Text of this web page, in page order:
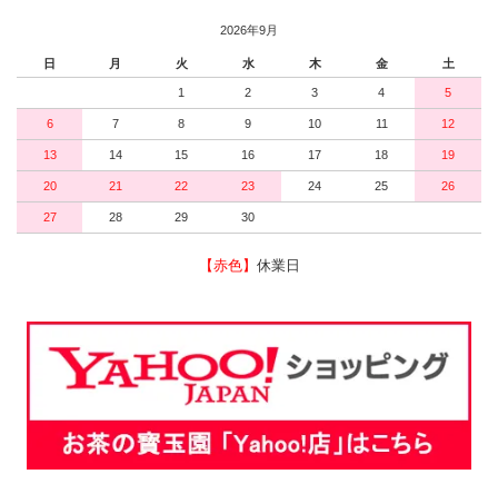
2026年9月
日 月 火 水 木 金 土
1 2 3 4 5
6 7 8 9 10 11 12
13 14 15 16 17 18 19
20 21 22 23 24 25 26
27 28 29 30
【赤色】 休業日